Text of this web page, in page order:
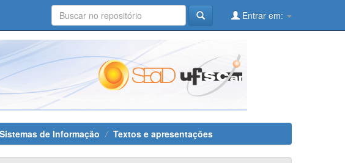
Entrar em:
Sistemas de Informação Textos e apresentações